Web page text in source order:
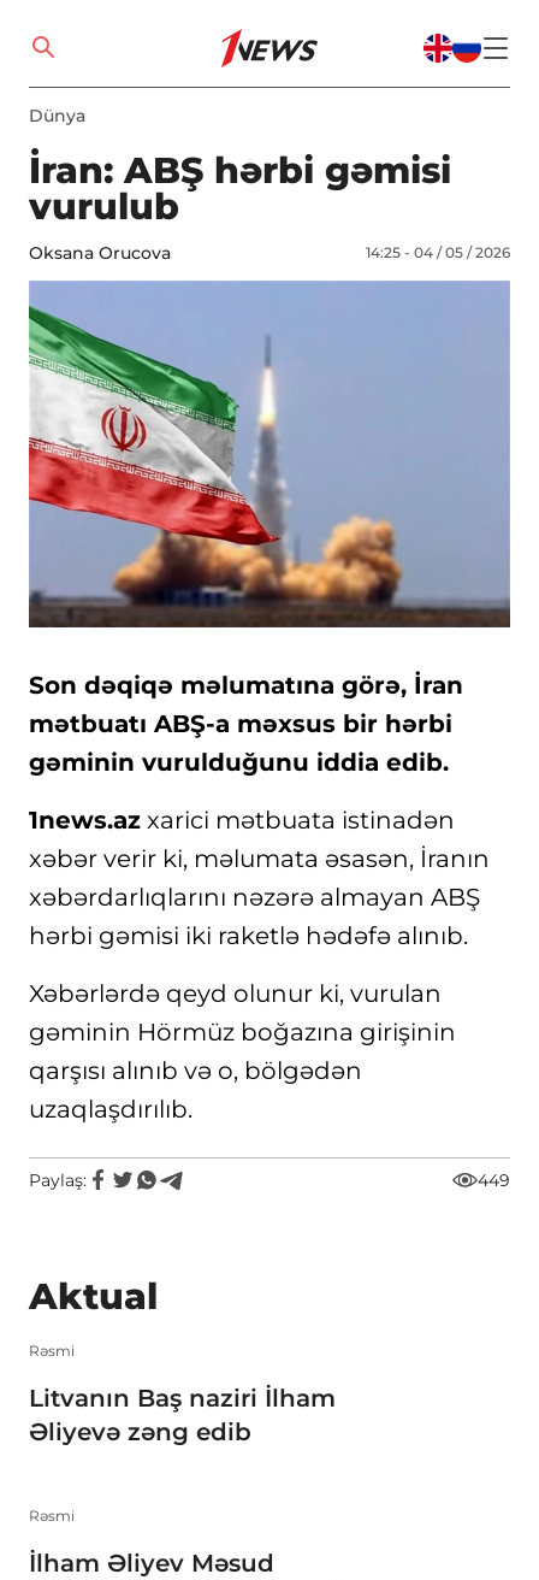
Dünya
İran: ABŞ hərbi gəmisi
vurulub
Oksana Orucova 14:25 - 04 / 05 / 2026
Son dəqiqə məlumatına görə, İran
mətbuatı ABŞ-a məxsus bir hərbi
gəminin vurulduğunu iddia edib.
1news.az xarici mətbuata istinadən
xəbər verir ki, məlumata əsasən, İranın
xəbərdarlıqlarını nəzərə almayan ABŞ
hərbi gəmisi iki raketlə hədəfə alınıb.
Xəbərlərdə qeyd olunur ki, vurulan
gəminin Hörmüz boğazına girişinin
qarşısı alınıb və o, bölgədən
uzaqlaşdırılıb.
Paylaş: 449
Aktual
Rəsmi
Litvanın Baş naziri İlham
Əliyevə zəng edib
Rəsmi
İlham Əliyev Məsud